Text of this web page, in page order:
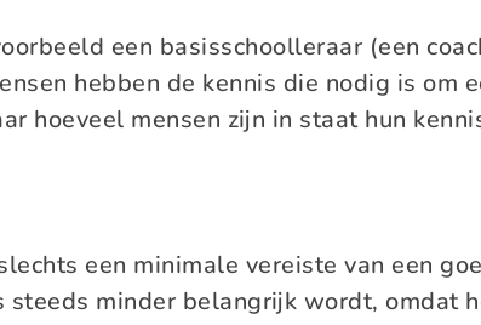
een basisschoolleraar (een
hebben de kennis die nodig is om
hoeveel mensen zijn in staat hun
een minimale vereiste van een
steeds minder belangrijk wordt, omdat